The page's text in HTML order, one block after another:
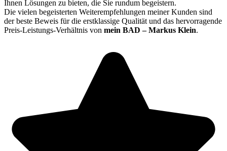
Ihnen Lösungen zu bieten, die Sie rundum begeistern.
Die vielen begeisterten Weiterempfehlungen meiner Kunden sind
der beste Beweis für die erstklassige Qualität und das hervorragende
Preis-Leistungs-Verhältnis von mein BAD – Markus Klein.